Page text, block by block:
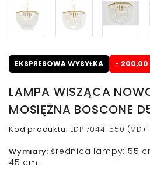
EKSPRESOWA WYSYŁKA - 200,00
LAMPA WISZĄCA
MOSIĘŻNA BOSCONE
Kod produktu: LDP 7044-550
Wymiary: średnica lampy: 55
45 cm.